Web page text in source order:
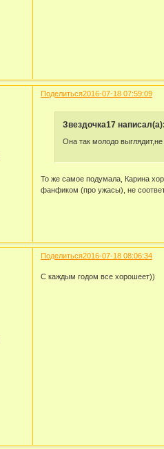
Поделиться2016-07-18 07:59:09
Звездочка17 написал(а):
Она так молодо
То же самое подумала, Карина
фанфиком (про ужасы), не
Поделиться2016-07-18 08:06:34
С каждым годом все хорошеет))